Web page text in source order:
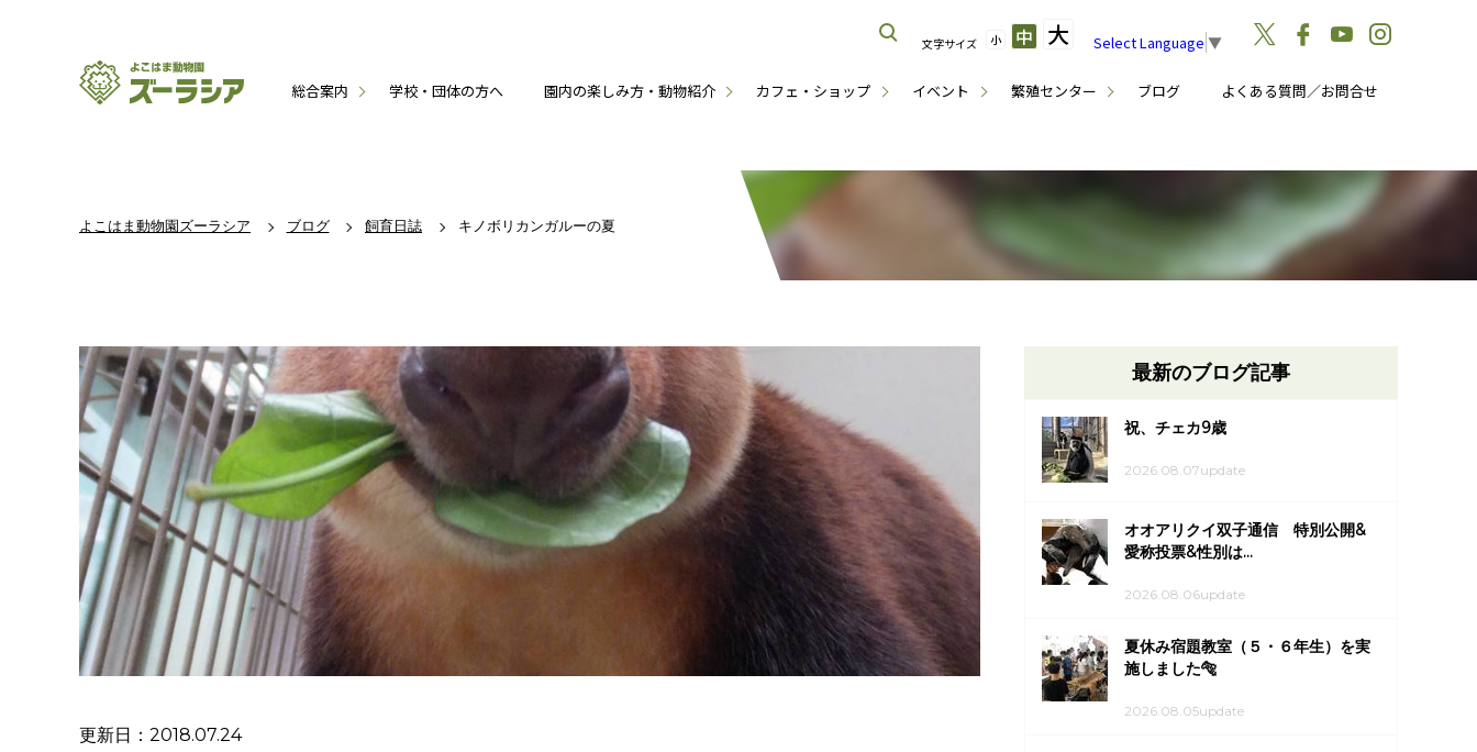
総合案内 学校・団体の方へ 園内の楽しみ方・動物紹介 カフェ・ショップ イベント 繁殖センター ブログ よくある質問／お問合せ
文字サイズ 小 中 大 Select Language ▼
よこはま動物園ズーラシア ブログ 飼育日誌 キノボリカンガルーの夏
更新日：2018.07.24
最新のブログ記事
祝、チェカ9歳
2026.08.07update
オオアリクイ双子通信 特別公開&
愛称投票&性別は...
2026.08.06update
夏休み宿題教室（５・６年生）を実
施しました🐅
2026.08.05update